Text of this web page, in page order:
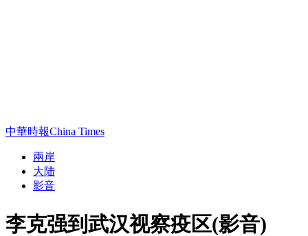
中華時報China Times
兩岸
大陆
影音
李克强到武汉视察疫区(影音)